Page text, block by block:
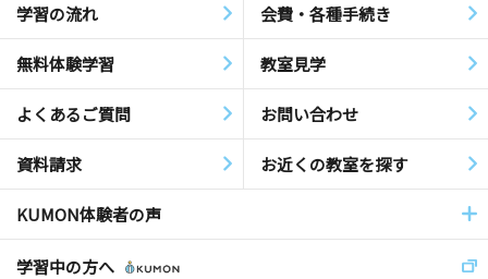
学習の流れ 会費・各種手続き
無料体験学習 教室見学
よくあるご質問 お問い合わせ
資料請求 お近くの教室を探す
KUMON体験者の声
学習中の方へ